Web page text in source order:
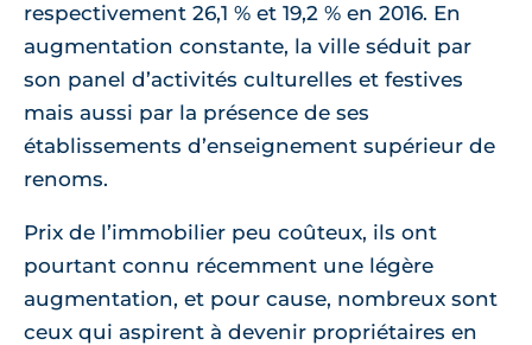
respectivement 26,1 % et 19,2 % en 2016. En
augmentation constante, la ville séduit par
son panel d’activités culturelles et festives
mais aussi par la présence de ses
établissements d’enseignement supérieur de
renoms.
Prix de l’immobilier peu coûteux, ils ont
pourtant connu récemment une légère
augmentation, et pour cause, nombreux sont
ceux qui aspirent à devenir propriétaires en